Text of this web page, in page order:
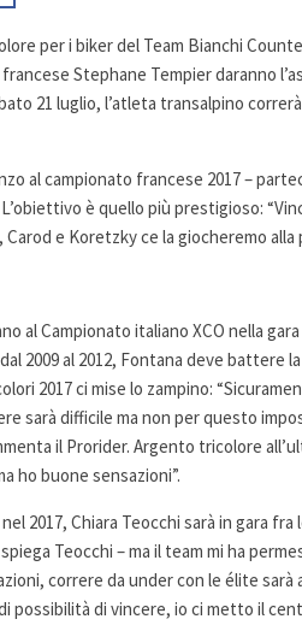
per i biker del Team Bianchi
Stephane Tempier daranno
21 luglio, l’atleta transalpino
al campionato francese 2017 –
è quello più prestigioso:
e Koretzky ce la giocheremo alla
al Campionato italiano XCO nella
2009 al 2012, Fontana deve
2017 ci mise lo zampino:
sarà difficile ma non per questo
il Prorider. Argento tricolore
ho buone sensazioni”.
2017, Chiara Teocchi sarà in gara fra
Teocchi – ma il team mi ha
correre da under con le élite
possibilità di vincere, io ci metto il